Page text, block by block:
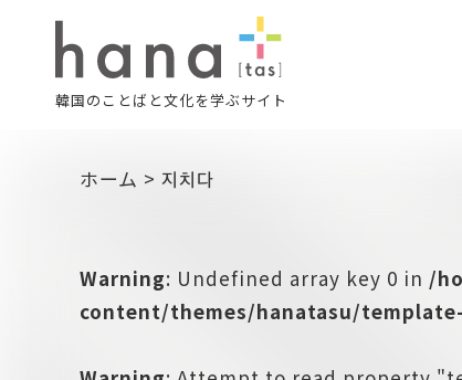
韓国のことばと文化を学ぶサイト
ホーム > 지치다
Warning: Undefined array key 0 in /
content/themes/hanatasu/